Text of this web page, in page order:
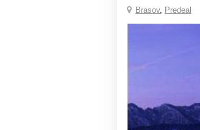
Brasov, Predeal